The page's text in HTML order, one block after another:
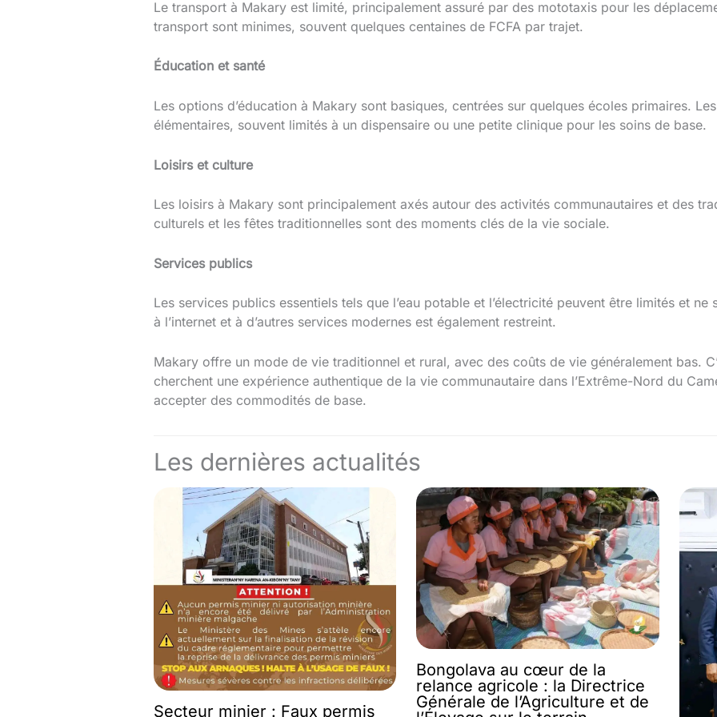
Le transport à Makary est limité, principalement assuré par des mototaxis pour les
transport sont minimes, souvent quelques centaines de FCFA par trajet.
Éducation et santé
Les options d’éducation à Makary sont basiques, centrées sur quelques écoles primaires.
élémentaires, souvent limités à un dispensaire ou une petite clinique pour les soins de base.
Loisirs et culture
Les loisirs à Makary sont principalement axés autour des activités communautaires et des
culturels et les fêtes traditionnelles sont des moments clés de la vie sociale.
Services publics
Les services publics essentiels tels que l’eau potable et l’électricité peuvent être limités et ne
à l’internet et à d’autres services modernes est également restreint.
Makary offre un mode de vie traditionnel et rural, avec des coûts de vie généralement bas.
cherchent une expérience authentique de la vie communautaire dans l’Extrême-Nord du
accepter des commodités de base.
Les dernières actualités
Secteur minier : Faux permis
Bongolava au cœur de la
relance agricole : la Directrice
Générale de l’Agriculture et de